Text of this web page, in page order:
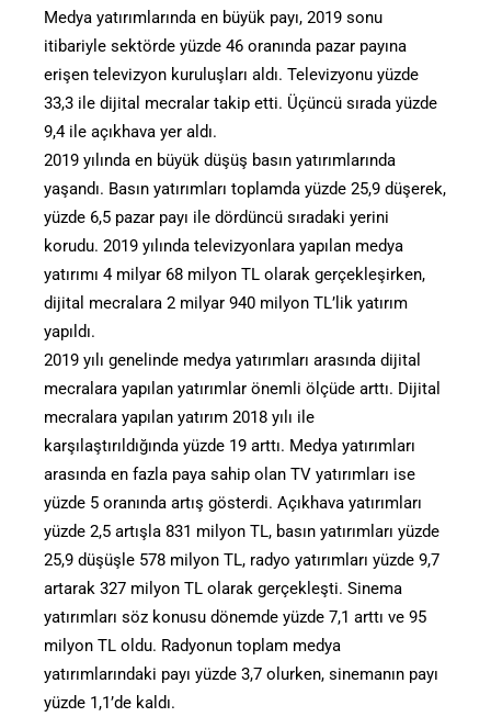
Medya yatırımlarında en büyük payı, 2019 sonu
itibariyle sektörde yüzde 46 oranında pazar payına
erişen televizyon kuruluşları aldı. Televizyonu yüzde
33,3 ile dijital mecralar takip etti. Üçüncü sırada yüzde
9,4 ile açıkhava yer aldı.
2019 yılında en büyük düşüş basın yatırımlarında
yaşandı. Basın yatırımları toplamda yüzde 25,9 düşerek,
yüzde 6,5 pazar payı ile dördüncü sıradaki yerini
korudu. 2019 yılında televizyonlara yapılan medya
yatırımı 4 milyar 68 milyon TL olarak gerçekleşirken,
dijital mecralara 2 milyar 940 milyon TL’lik yatırım
yapıldı.
2019 yılı genelinde medya yatırımları arasında dijital
mecralara yapılan yatırımlar önemli ölçüde arttı. Dijital
mecralara yapılan yatırım 2018 yılı ile
karşılaştırıldığında yüzde 19 arttı. Medya yatırımları
arasında en fazla paya sahip olan TV yatırımları ise
yüzde 5 oranında artış gösterdi. Açıkhava yatırımları
yüzde 2,5 artışla 831 milyon TL, basın yatırımları yüzde
25,9 düşüşle 578 milyon TL, radyo yatırımları yüzde 9,7
artarak 327 milyon TL olarak gerçekleşti. Sinema
yatırımları söz konusu dönemde yüzde 7,1 arttı ve 95
milyon TL oldu. Radyonun toplam medya
yatırımlarındaki payı yüzde 3,7 olurken, sinemanın payı
yüzde 1,1’de kaldı.